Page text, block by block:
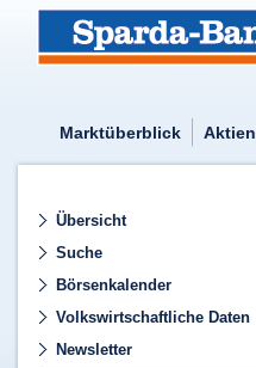
Marktüberblick Aktien
Übersicht
Suche
Börsenkalender
Volkswirtschaftliche Daten
Newsletter